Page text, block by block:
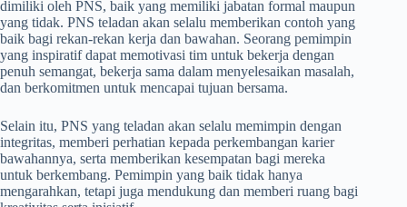
dimiliki oleh PNS, baik yang memiliki jabatan formal maupun
yang tidak. PNS teladan akan selalu memberikan contoh yang
baik bagi rekan-rekan kerja dan bawahan. Seorang pemimpin
yang inspiratif dapat memotivasi tim untuk bekerja dengan
penuh semangat, bekerja sama dalam menyelesaikan masalah,
dan berkomitmen untuk mencapai tujuan bersama.
Selain itu, PNS yang teladan akan selalu memimpin dengan
integritas, memberi perhatian kepada perkembangan karier
bawahannya, serta memberikan kesempatan bagi mereka
untuk berkembang. Pemimpin yang baik tidak hanya
mengarahkan, tetapi juga mendukung dan memberi ruang bagi